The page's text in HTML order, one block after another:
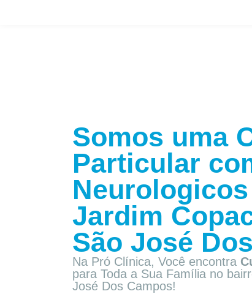
Somos uma
Particular
Jardim
São José
Na Pró Clínica, Você encontra
para Toda a Sua Família no
José Dos Campos!